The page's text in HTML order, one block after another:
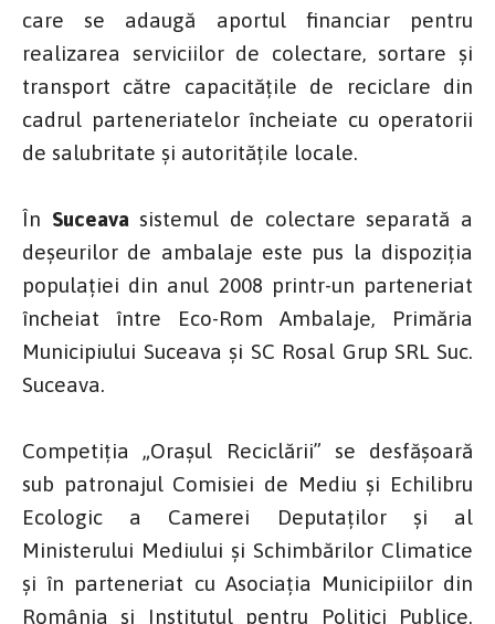
care se adaugă aportul financiar pentru
realizarea serviciilor de colectare, sortare și
transport către capacitățile de reciclare din
cadrul parteneriatelor încheiate cu operatorii
de salubritate și autoritățile locale.
În Suceavasistemul de colectare separată a
deșeurilor de ambalaje este pus la dispoziția
populației din anul 2008 printr-un parteneriat
încheiat între Eco-Rom Ambalaje, Primăria
Municipiului Suceava și SC Rosal Grup SRL Suc.
Suceava.
Competiția „Orașul Reciclării” se desfășoară
sub patronajul Comisiei de Mediu și Echilibru
Ecologic a Camerei Deputaților și al
Ministerului Mediului și Schimbărilor Climatice
și în parteneriat cu Asociația Municipiilor din
România și Institutul pentru Politici Publice.